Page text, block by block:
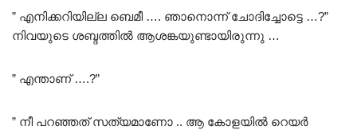
” എനിക്കറിയില്ല ബെമീ …. ഞാനൊന്ന് ചോദിച്ചോട്ടെ …?”
നിവയുടെ ശബ്ദത്തിൽ ആശങ്കയുണ്ടായിരുന്നു …
” എന്താണ് ….?”
” നീ പറഞ്ഞത് സത്യമാണോ .. ആ കോളയിൽ റെയർ